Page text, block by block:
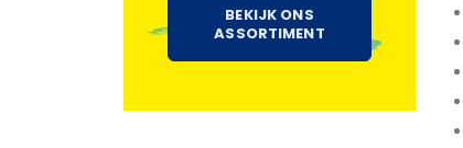
BEKIJK ONS
ASSORTIMENT